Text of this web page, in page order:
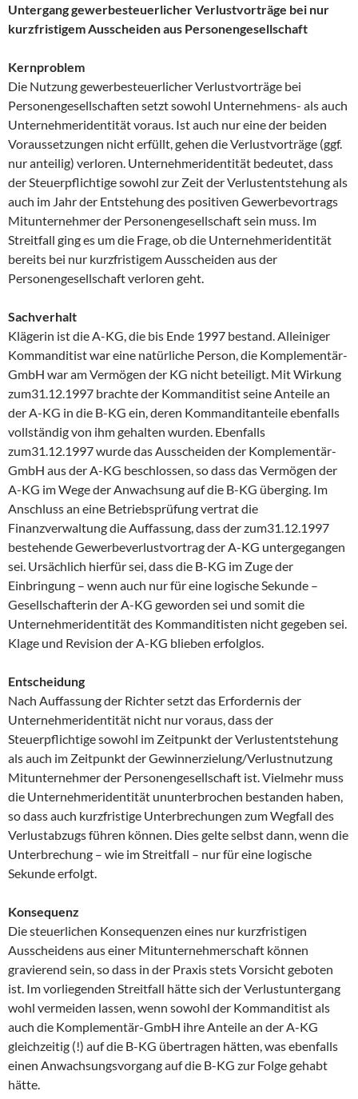
Untergang gewerbesteuerlicher Verlustvorträge bei nur
kurzfristigem Ausscheiden aus Personengesellschaft
Kernproblem
Die Nutzung gewerbesteuerlicher Verlustvorträge bei
Personengesellschaften setzt sowohl Unternehmens- als auch
Unternehmeridentität voraus. Ist auch nur eine der beiden
Voraussetzungen nicht erfüllt, gehen die Verlustvorträge (ggf.
nur anteilig) verloren. Unternehmeridentität bedeutet, dass
der Steuerpflichtige sowohl zur Zeit der Verlustentstehung als
auch im Jahr der Entstehung des positiven Gewerbevortrags
Mitunternehmer der Personengesellschaft sein muss. Im
Streitfall ging es um die Frage, ob die Unternehmeridentität
bereits bei nur kurzfristigem Ausscheiden aus der
Personengesellschaft verloren geht.
Sachverhalt
Klägerin ist die A-KG, die bis Ende 1997 bestand. Alleiniger
Kommanditist war eine natürliche Person, die Komplementär-
GmbH war am Vermögen der KG nicht beteiligt. Mit Wirkung
zum31.12.1997 brachte der Kommanditist seine Anteile an
der A-KG in die B-KG ein, deren Kommanditanteile ebenfalls
vollständig von ihm gehalten wurden. Ebenfalls
zum31.12.1997 wurde das Ausscheiden der Komplementär-
GmbH aus der A-KG beschlossen, so dass das Vermögen der
A-KG im Wege der Anwachsung auf die B-KG überging. Im
Anschluss an eine Betriebsprüfung vertrat die
Finanzverwaltung die Auffassung, dass der zum31.12.1997
bestehende Gewerbeverlustvortrag der A-KG untergegangen
sei. Ursächlich hierfür sei, dass die B-KG im Zuge der
Einbringung – wenn auch nur für eine logische Sekunde –
Gesellschafterin der A-KG geworden sei und somit die
Unternehmeridentität des Kommanditisten nicht gegeben sei.
Klage und Revision der A-KG blieben erfolglos.
Entscheidung
Nach Auffassung der Richter setzt das Erfordernis der
Unternehmeridentität nicht nur voraus, dass der
Steuerpflichtige sowohl im Zeitpunkt der Verlustentstehung
als auch im Zeitpunkt der Gewinnerzielung/Verlustnutzung
Mitunternehmer der Personengesellschaft ist. Vielmehr muss
die Unternehmeridentität ununterbrochen bestanden haben,
so dass auch kurzfristige Unterbrechungen zum Wegfall des
Verlustabzugs führen können. Dies gelte selbst dann, wenn die
Unterbrechung – wie im Streitfall – nur für eine logische
Sekunde erfolgt.
Konsequenz
Die steuerlichen Konsequenzen eines nur kurzfristigen
Ausscheidens aus einer Mitunternehmerschaft können
gravierend sein, so dass in der Praxis stets Vorsicht geboten
ist. Im vorliegenden Streitfall hätte sich der Verlustuntergang
wohl vermeiden lassen, wenn sowohl der Kommanditist als
auch die Komplementär-GmbH ihre Anteile an der A-KG
gleichzeitig (!) auf die B-KG übertragen hätten, was ebenfalls
einen Anwachsungsvorgang auf die B-KG zur Folge gehabt
hätte.